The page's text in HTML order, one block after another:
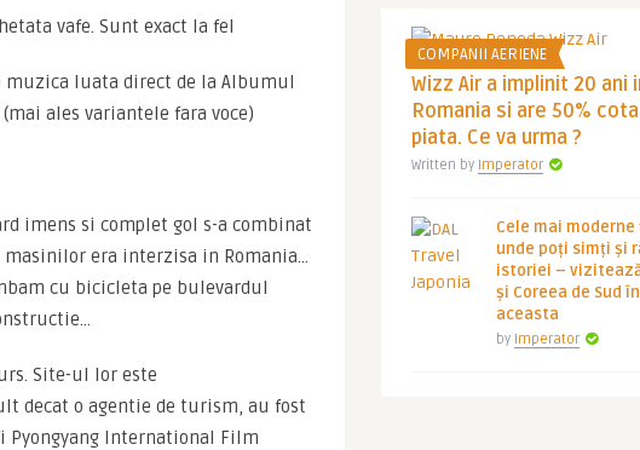
vafe. Sunt exact la fel
muzica luata direct de la Albumul
ales variantele fara voce)
imens si complet gol s-a combinat
era interzisa in Romania…
cu bicicleta pe bulevardul
decat o agentie de turism, au fost
International Film
COMPANII AERIENE
Wizz Air a implinit 20 ani
Romania si are 50%
piata. Ce va urma ?
Written by Imperator
Cele mai
unde poți simți și
istoriei –
și Coreea de Sud
aceasta
by Imperator